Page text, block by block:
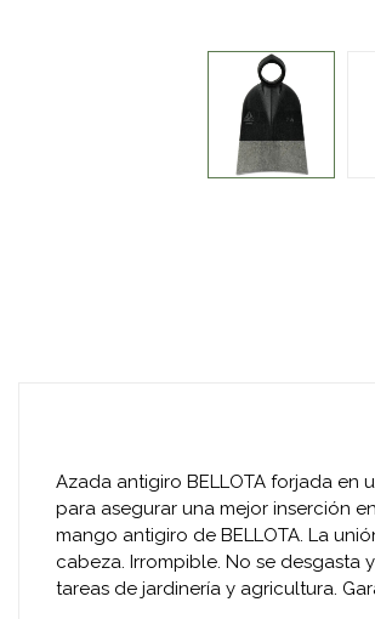
Azada antigiro BELLOTA forjada
para asegurar una mejor inserción
mango antigiro de BELLOTA. La
cabeza. Irrompible. No se desgasta
tareas de jardinería y agricultura.